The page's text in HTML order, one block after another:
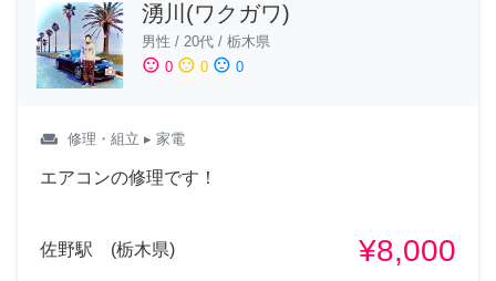
湧川(ワクガワ)
男性 / 20代 / 栃木県
sentiment_satisfied 0 sentiment_neutral 0 sentiment_dissatisfied 0
weekend 修理・組立 ▸ 家電
エアコンの修理です！
佐野駅 (栃木県) ¥8,000